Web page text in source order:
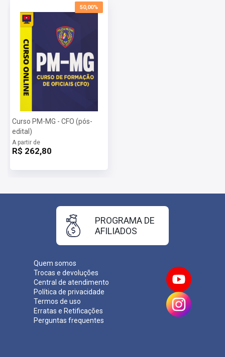
50,00%
Curso PM-MG - CFO (pós-
edital)
A partir de
R$ 262,80
Quem somos
Trocas e devoluções
Central de atendimento
Política de privacidade
Termos de uso
Erratas e Retificações
Perguntas frequentes
PROGRAMA DE
AFILIADOS